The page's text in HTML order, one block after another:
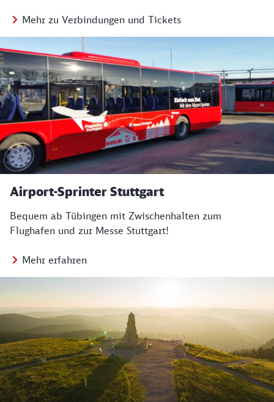
Mehr zu Verbindungen und Tickets
Airport-Sprinter Stuttgart
Bequem ab Tübingen mit Zwischenhalten zum
Flughafen und zur Messe Stuttgart!
Mehr erfahren